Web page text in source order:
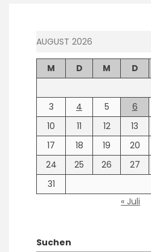
AUGUST 2026
M D M D
3
4 5 6
10
11 12 13
17
18 19 20
24
25 26 27
31
« Juli
Suchen